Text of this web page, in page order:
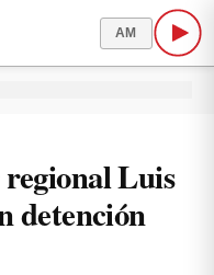
AM
Luis
detención